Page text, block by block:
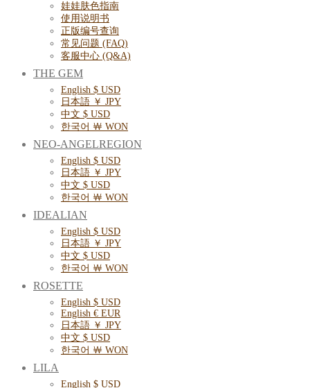
娃娃肤色指南
使用说明书
正版编号查询
常见问题 (FAQ)
客服中心 (Q&A)
THE GEM
English $ USD
日本語 ￥ JPY
中文 $ USD
한국어 ￦ WON
NEO-ANGELREGION
English $ USD
日本語 ￥ JPY
中文 $ USD
한국어 ￦ WON
IDEALIAN
English $ USD
日本語 ￥ JPY
中文 $ USD
한국어 ￦ WON
ROSETTE
English $ USD
English € EUR
日本語 ￥ JPY
中文 $ USD
한국어 ￦ WON
LILA
English $ USD